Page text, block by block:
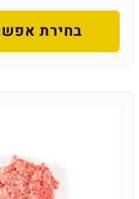
בחירת